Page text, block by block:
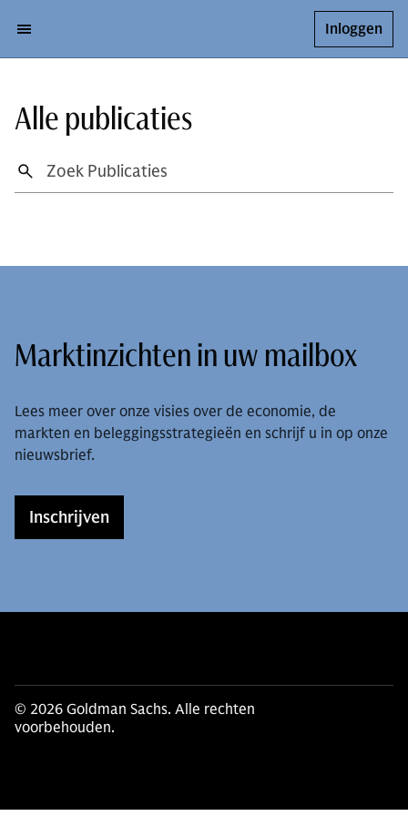
Inloggen
Alle publicaties
Marktinzichten in uw mailbox
Lees meer over onze visies over de economie, de
markten en beleggingsstrategieën en schrijf u in op onze
nieuwsbrief.
Inschrijven
© 2026 Goldman Sachs. Alle rechten
voorbehouden.